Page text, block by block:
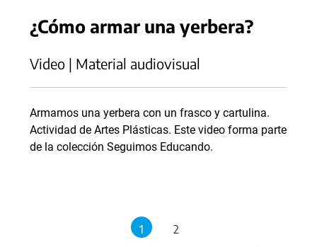
¿Cómo armar una yerbera?
Video | Material audiovisual
Armamos una yerbera con un frasco y cartulina.
Actividad de Artes Plásticas. Este video forma parte
de la colección Seguimos Educando.
1
2